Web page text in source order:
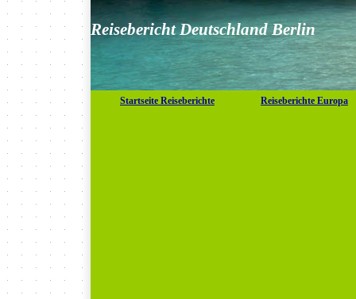
Reisebericht Deutschland Berlin
Startseite Reiseberichte Reiseberichte Europa